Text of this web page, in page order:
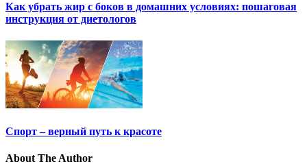
Как убрать жир с боков в домашних условиях: пошаговая
инструкция от диетологов
Спорт – верный путь к красоте
About The Author